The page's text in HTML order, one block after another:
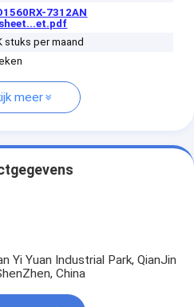
7312AN
stuks per maand
meer
Yi Yuan Industrial Park, QianJin
China